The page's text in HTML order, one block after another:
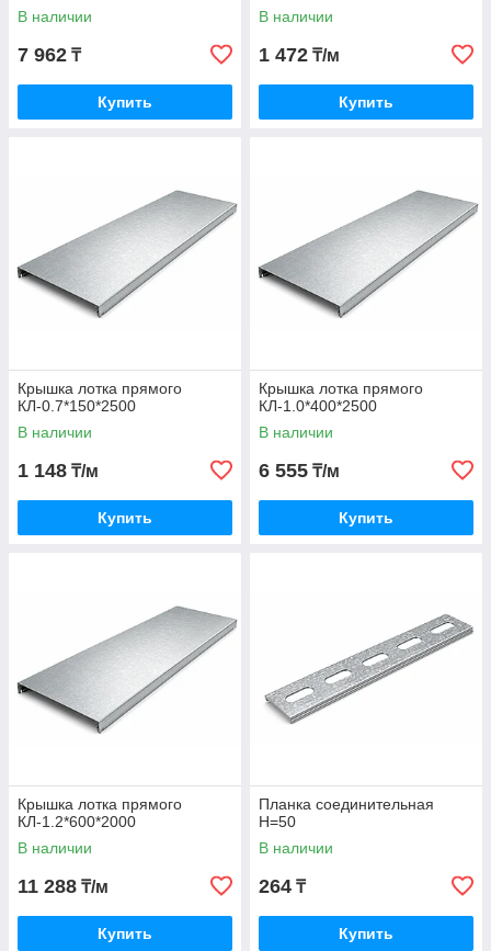
В наличии
7 962 ₸
Купить
В наличии
1 472 ₸/м
Купить
Крышка лотка прямого
КЛ-0.7*150*2500
В наличии
1 148 ₸/м
Купить
Крышка лотка прямого
КЛ-1.0*400*2500
В наличии
6 555 ₸/м
Купить
Крышка лотка прямого
КЛ-1.2*600*2000
В наличии
11 288 ₸/м
Купить
Планка соединительная
Н=50
В наличии
264 ₸
Купить